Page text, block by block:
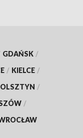
GDAŃSK /
/ KIELCE /
OLSZTYN /
/